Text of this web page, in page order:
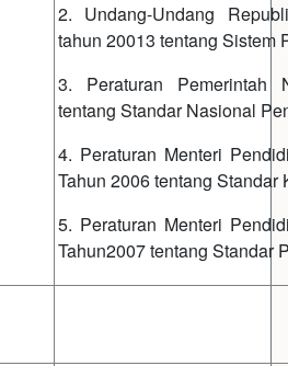
2. Undang-Undang
tahun 20013 tentang Sistem
3. Peraturan Pemerintah
tentang Standar Nasional
4. Peraturan Menteri
Tahun 2006 tentang Standar
5. Peraturan Menteri
Tahun2007 tentang Standar